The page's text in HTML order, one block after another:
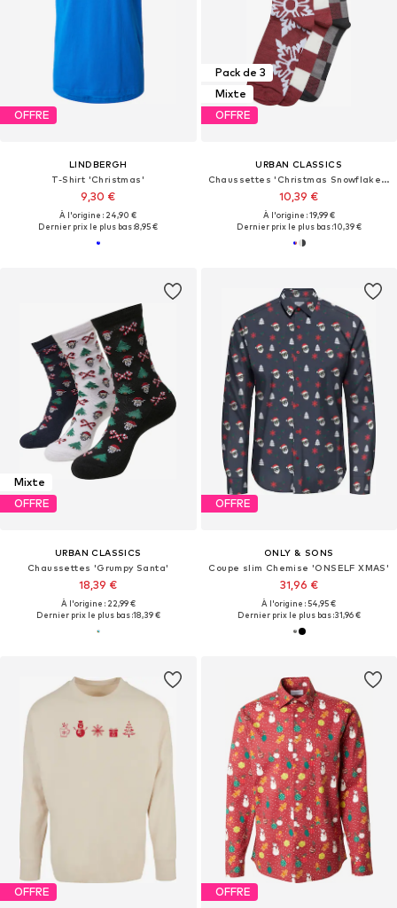
OFFRE
LINDBERGH
T-Shirt 'Christmas'
9,30 €
À l'origine : 24,90 €
Dernier prix le plus bas :8,95 €
Pack de 3
Mixte
OFFRE
URBAN CLASSICS
Chaussettes 'Christmas Snowflakes'
10,39 €
À l'origine : 19,99 €
Dernier prix le plus bas :10,39 €
Mixte
OFFRE
URBAN CLASSICS
Chaussettes 'Grumpy Santa'
18,39 €
À l'origine : 22,99 €
Dernier prix le plus bas :18,39 €
OFFRE
ONLY & SONS
Coupe slim Chemise 'ONSELF XMAS'
31,96 €
À l'origine : 54,95 €
Dernier prix le plus bas :31,96 €
OFFRE OFFRE